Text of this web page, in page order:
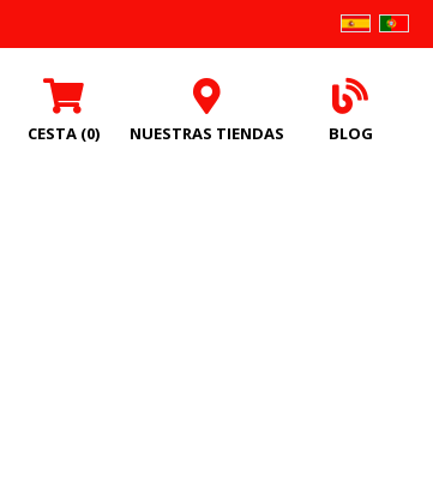
CESTA (0) NUESTRAS TIENDAS BLOG